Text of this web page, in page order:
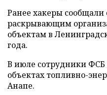
Ранее хакеры
раскрывающим
объектам в
года.
В июле сотрудники ФСБ
объектах топливно-
Анапе.